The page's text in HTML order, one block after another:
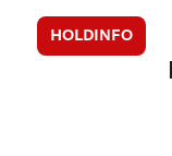
HOLDINFO